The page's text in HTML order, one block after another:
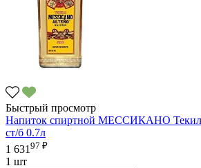
Быстрый просмотр
Напиток спиртной МЕССИКАНО
ст/б 0.7л
1 631 97 ₽
1 шт